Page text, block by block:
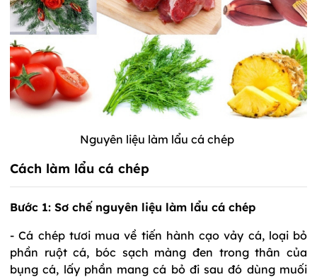
Nguyên liệu làm lẩu cá chép
Cách làm lẩu cá chép
Bước 1: Sơ chế nguyên liệu làm lẩu cá chép
- Cá chép tươi mua về tiến hành cạo vảy cá, loại bỏ
phần ruột cá, bóc sạch màng đen trong thân của
bụng cá, lấy phần mang cá bỏ đi sau đó dùng muối